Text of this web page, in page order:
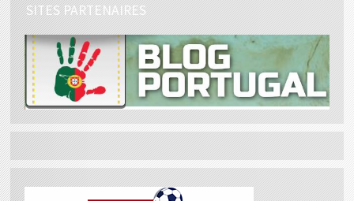
SITES PARTENAIRES